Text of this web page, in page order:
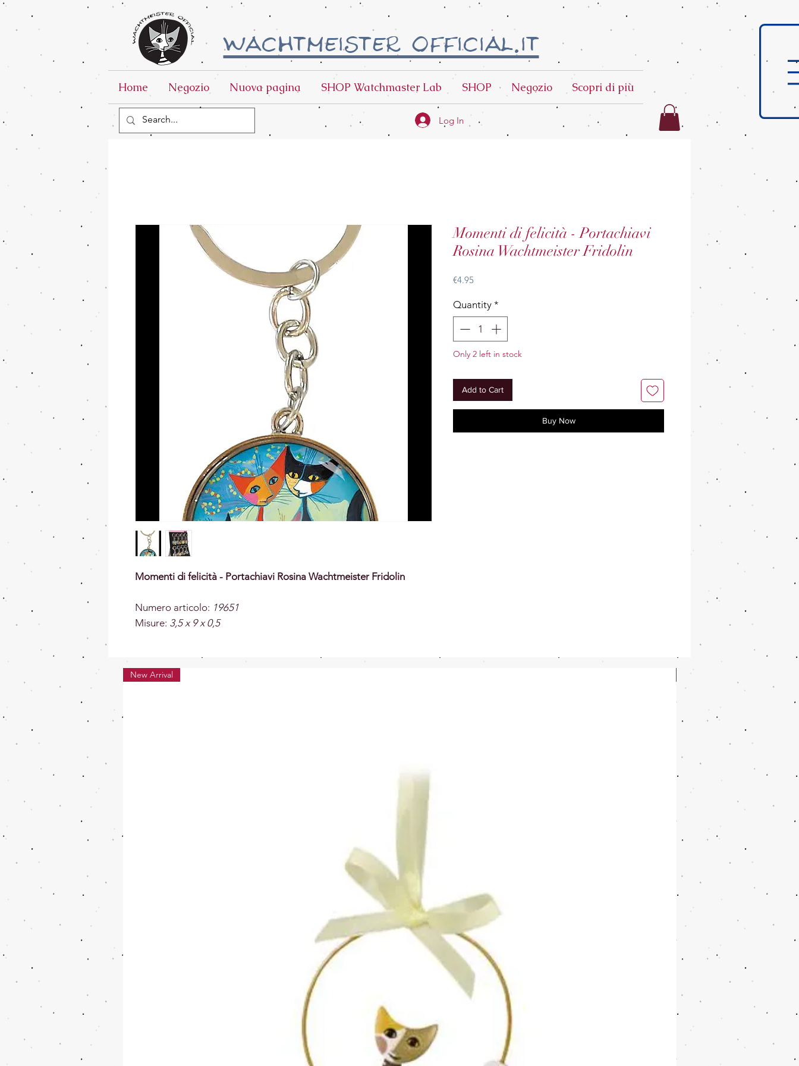
wachtmeister official.it
Home Negozio Nuova pagina SHOP Watchmaster Lab SHOP Negozio Scopri di più
Log In
Momenti di felicità - Portachiavi Rosina Wachtmeister Fridolin
Numero articolo: 19651
Misure: 3,5 x 9 x 0,5
Momenti di felicità - Portachiavi
Rosina Wachtmeister Fridolin
€4.95Price
Quantity *
Only 2 left in stock
Add to Cart
Buy Now
New Arrival New Arrival